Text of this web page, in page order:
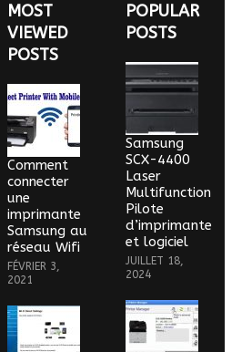
MOST
VIEWED
POSTS
Comment
connecter
une
imprimante
Samsung au
réseau Wifi
FÉVRIER 3,
2021
POPULAR
POSTS
Samsung
SCX-4400
Laser
Multifunction
Pilote
d’imprimante
et logiciel
JUILLET 18,
2024